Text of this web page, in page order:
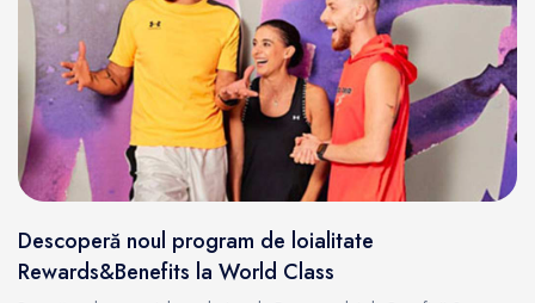
Descoperă noul program de loialitate
Rewards&Benefits la World Class